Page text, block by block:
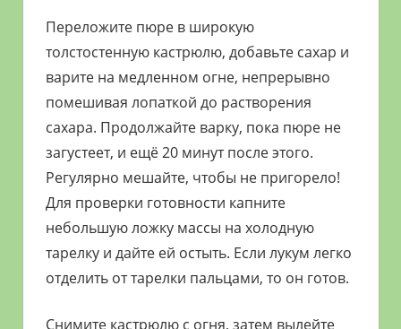
Переложите пюре в широкую
толстостенную кастрюлю, добавьте сахар и
варите на медленном огне, непрерывно
помешивая лопаткой до растворения
сахара. Продолжайте варку, пока пюре не
загустеет, и ещё 20 минут после этого.
Регулярно мешайте, чтобы не пригорело!
Для проверки готовности капните
небольшую ложку массы на холодную
тарелку и дайте ей остыть. Если лукум легко
отделить от тарелки пальцами, то он готов.
Снимите кастрюлю с огня, затем вылейте